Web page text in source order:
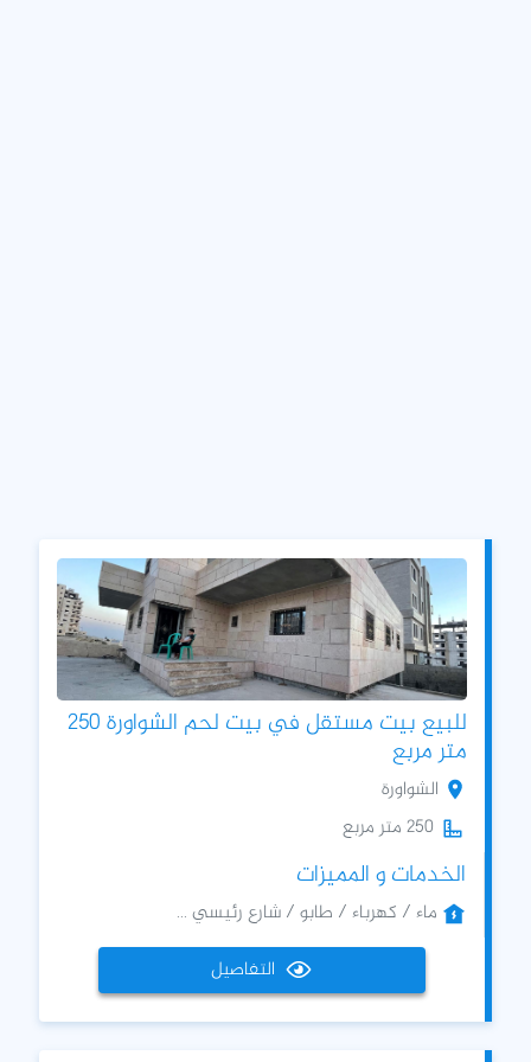
للبيع بيت مستقل في بيت لحم الشواورة 250
متر مربع
الشواورة
250 متر مربع
الخدمات و المميزات
ماء / كهرباء / طابو / شارع رئيسي ...
التفاصيل